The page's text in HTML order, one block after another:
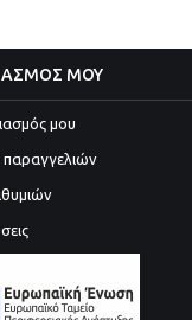
ΜΟΥ
μου
παραγγελιών